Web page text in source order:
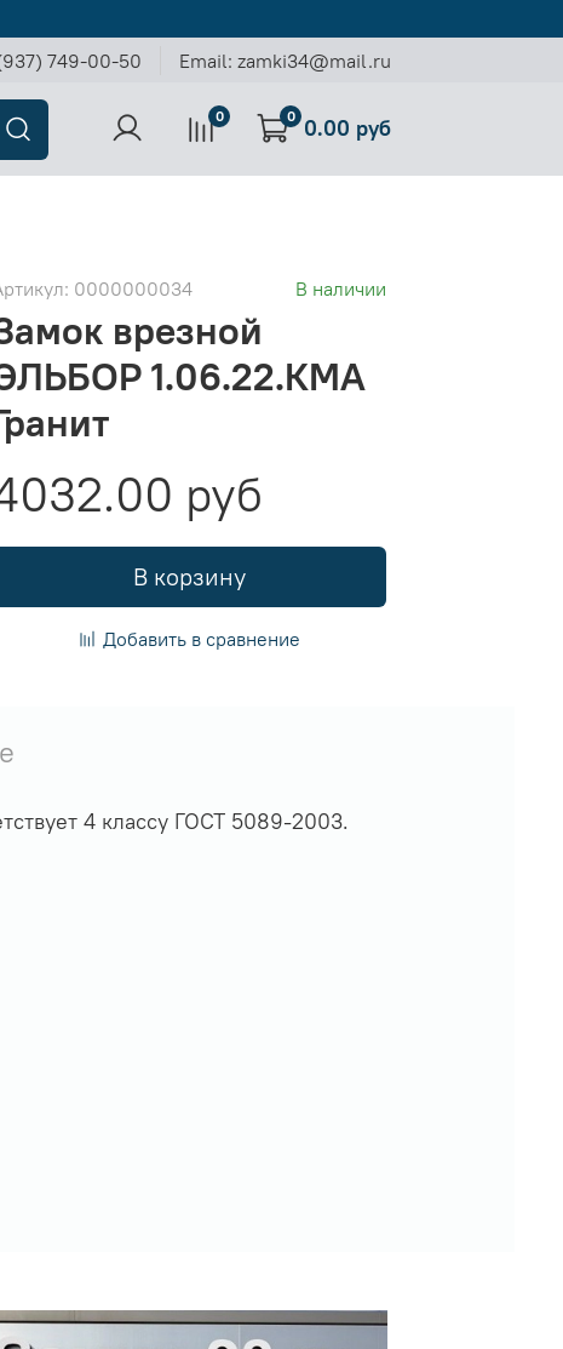
749-00-50 Email: zamki34@mail.ru
0 0 0.00 руб
0000000034 В наличии
врезной
1.06.22.КМА
руб
В корзину
Добавить в сравнение
4 классу ГОСТ 5089-2003.